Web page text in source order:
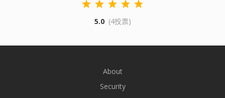
5.0 (4投票)
About
Security